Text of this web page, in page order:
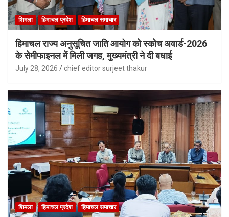
शिमला हिमाचल प्रदेश हिमाचल समाचार
हिमाचल राज्य अनुसूचित जाति आयोग को स्कोच अवार्ड-2026
के सेमीफाइनल में मिली जगह, मुख्यमंत्री ने दी बधाई
July 28, 2026 chief editor surjeet thakur
शिमला हिमाचल प्रदेश हिमाचल समाचार